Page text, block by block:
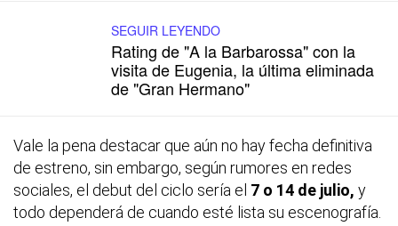
SEGUIR LEYENDO
Rating de "A la Barbarossa" con la
visita de Eugenia, la última eliminada
de "Gran Hermano"
Vale la pena destacar que aún no hay fecha definitiva
de estreno, sin embargo, según rumores en redes
sociales, el debut del ciclo sería el 7 o 14 de julio, y
todo dependerá de cuando esté lista su escenografía.